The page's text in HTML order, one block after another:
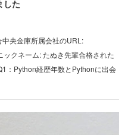
した
央金庫所属会社のURL:
クネーム: たぬき先輩合格された
：Python経歴年数とPythonに出会